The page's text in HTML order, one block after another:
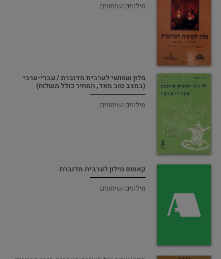
מילונים ושיחונים
מלון שמושי לערבית מדוברת / עברי-ערבי
(במצב טוב מאד, המחיר כולל משלוח)
מילונים ושיחונים
קאמוס מילון לערבית מדוברת
מילונים ושיחונים